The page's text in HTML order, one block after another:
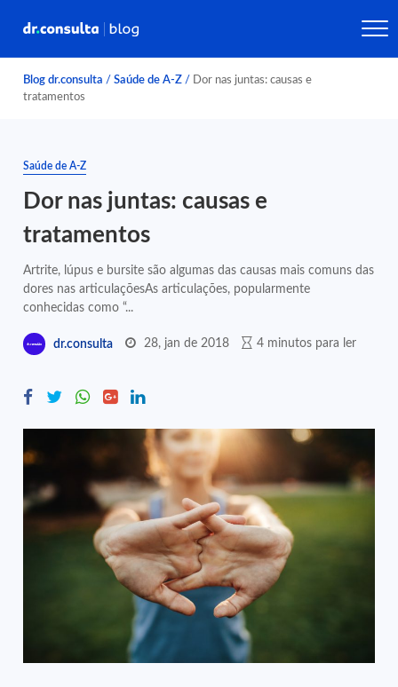
Blog dr.consulta / Saúde de A-Z /
Dor nas juntas: causas e
tratamentos
Saúde de A-Z
Dor nas juntas: causas e
tratamentos
Artrite, lúpus e bursite são algumas das causas mais comuns das
dores nas articulaçõesAs articulações, popularmente
conhecidas como “...
dr.consulta 28, jan de 2018 4 minutos para ler